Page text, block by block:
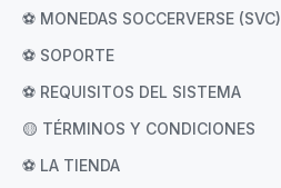
⚽ MONEDAS SOCCERVERSE (SVC)
⚽ SOPORTE
⚽ REQUISITOS DEL SISTEMA
🟡 TÉRMINOS Y CONDICIONES
⚽ LA TIENDA